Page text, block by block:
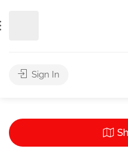
Sign In